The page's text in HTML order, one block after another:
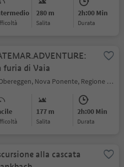
280 m
Salita
2h:00 Min
durata
furia di Vaia
Obereggen, Nova Ponente, Regione dolomitica Val d'Ega
177 m
Salita
2h:00 Min
durata
alla cascata